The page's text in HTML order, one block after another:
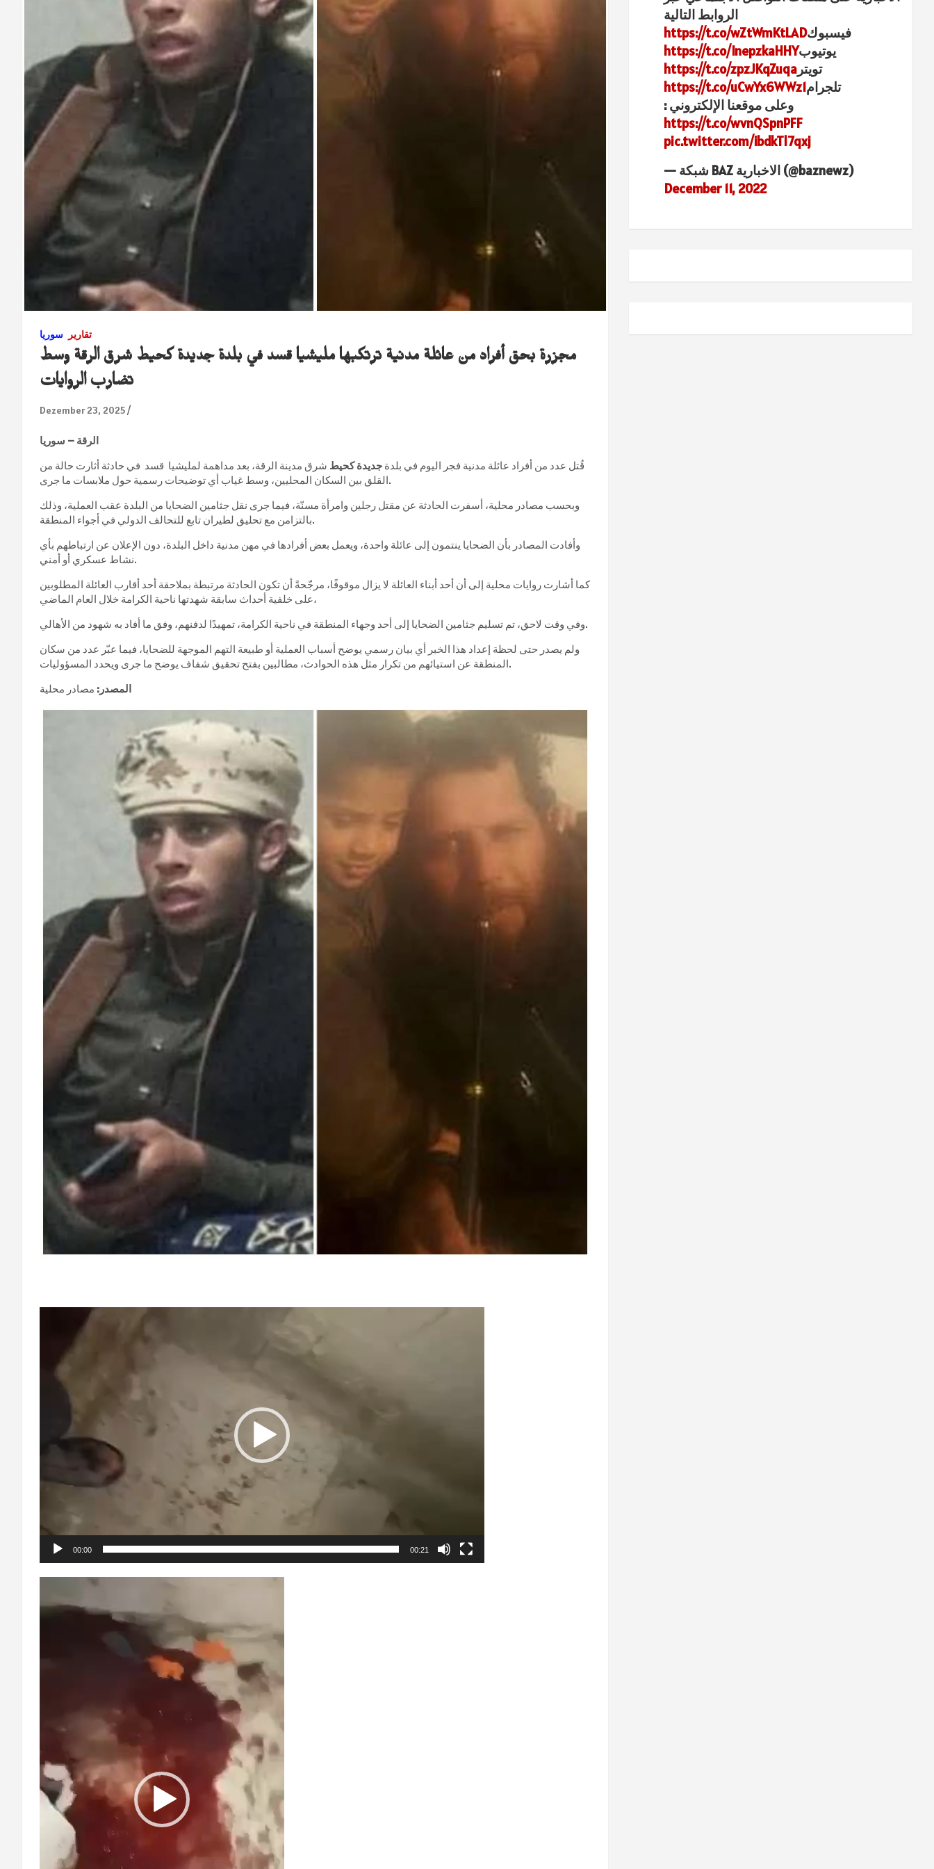
سوريا تقارير
مجزرة بحق أفراد من عائلة مدنية ترتكبها مليشيا قسد في بلدة جديدة كحيط شرق الرقة وسط
تضارب الروايات
Dezember 23, 2025
الرقة – سوريا
قُتل عدد من أفراد عائلة مدنية فجر اليوم في بلدة جديدة كحيط شرق مدينة الرقة، بعد مداهمة لمليشيا قسد في حادثة أثارت حالة من
القلق بين السكان المحليين، وسط غياب أي توضيحات رسمية حول ملابسات ما جرى.
وبحسب مصادر محلية، أسفرت الحادثة عن مقتل رجلين وامرأة مسنّة، فيما جرى نقل جثامين الضحايا من البلدة عقب العملية، وذلك
بالتزامن مع تحليق لطيران تابع للتحالف الدولي في أجواء المنطقة.
وأفادت المصادر بأن الضحايا ينتمون إلى عائلة واحدة، ويعمل بعض أفرادها في مهن مدنية داخل البلدة، دون الإعلان عن ارتباطهم بأي
نشاط عسكري أو أمني.
كما أشارت روايات محلية إلى أن أحد أبناء العائلة لا يزال موقوفًا، مرجّحةً أن تكون الحادثة مرتبطة بملاحقة أحد أقارب العائلة المطلوبين
على خلفية أحداث سابقة شهدتها ناحية الكرامة خلال العام الماضي،
وفي وقت لاحق، تم تسليم جثامين الضحايا إلى أحد وجهاء المنطقة في ناحية الكرامة، تمهيدًا لدفنهم، وفق ما أفاد به شهود من الأهالي.
ولم يصدر حتى لحظة إعداد هذا الخبر أي بيان رسمي يوضح أسباب العملية أو طبيعة التهم الموجهة للضحايا، فيما عبّر عدد من سكان
المنطقة عن استيائهم من تكرار مثل هذه الحوادث، مطالبين بفتح تحقيق شفاف يوضح ما جرى ويحدد المسؤوليات.
المصدر: مصادر محلية
00:00 00:21
الروابط التالية
فيسبوكhttps://t.co/wZtWmKtLAD
يوتيوبhttps://t.co/InepzkaHHY
تويتر https://t.co/zpzJKqZuqa
تلجرامhttps://t.co/uCwYx6WWz1
وعلى موقعنا الإلكتروني :
https://t.co/wvnQSpnPFF
pic.twitter.com/ibdkTl7qxj
— شبكة BAZ الاخبارية (@baznewz)
December 11, 2022